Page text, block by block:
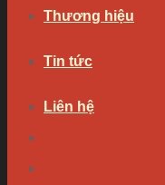
Thương hiệu
Tin tức
Liên hệ